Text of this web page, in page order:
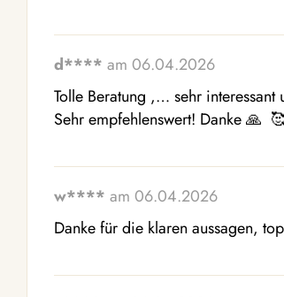
d**** am 06.04.2026
Tolle Beratung ,… sehr interessant
Sehr empfehlenswert! Danke 🙏
w**** am 06.04.2026
Danke für die klaren aussagen,